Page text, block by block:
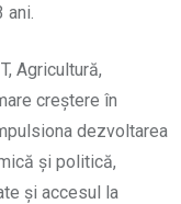
Agricultură,
creștere în
dezvoltarea
și politică,
și accesul la